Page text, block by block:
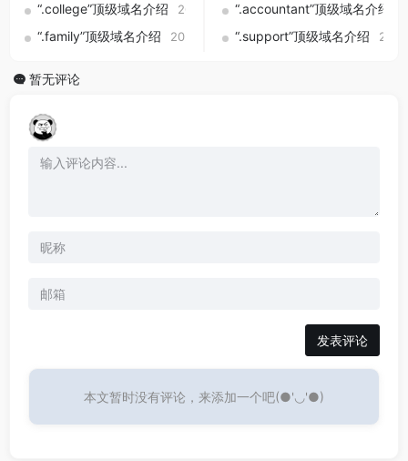
“.college”顶级域名介绍 2025-09-01“.accountant”顶级域名介绍
“.family”顶级域名介绍 2025-09-01“.support”顶级域名介绍
暂无评论
发表评论
本文暂时没有评论，来添加一个吧(●'◡'●)